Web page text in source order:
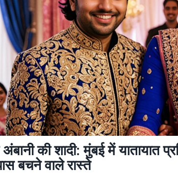
की शादी: मुंबई में यातायात
बचने वाले रास्ते